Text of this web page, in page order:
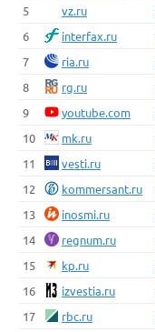
5
vz.ru
6
interfax.ru
7
ria.ru
8
rg.ru
9
youtube.com
10
mk.ru
11
vesti.ru
12
kommersant.ru
13
inosmi.ru
14
regnum.ru
15
kp.ru
16
izvestia.ru
17
rbc.ru